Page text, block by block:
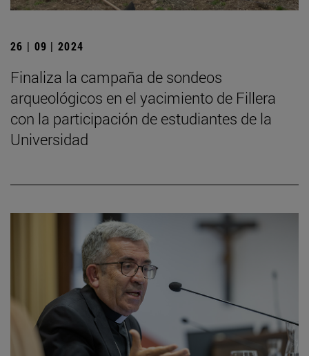
26 | 09 | 2024
Finaliza la campaña de sondeos
arqueológicos en el yacimiento de Fillera
con la participación de estudiantes de la
Universidad